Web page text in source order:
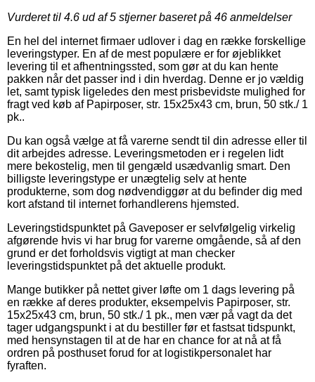
Vurderet til 4.6 ud af 5 stjerner baseret på 46 anmeldelser
En hel del internet firmaer udlover i dag en række forskellige
leveringstyper. En af de mest populære er for øjeblikket
levering til et afhentningssted, som gør at du kan hente
pakken når det passer ind i din hverdag. Denne er jo vældig
let, samt typisk ligeledes den mest prisbevidste mulighed for
fragt ved køb af Papirposer, str. 15x25x43 cm, brun, 50 stk./ 1
pk..
Du kan også vælge at få varerne sendt til din adresse eller til
dit arbejdes adresse. Leveringsmetoden er i regelen lidt
mere bekostelig, men til gengæld usædvanlig smart. Den
billigste leveringstype er unægtelig selv at hente
produkterne, som dog nødvendiggør at du befinder dig med
kort afstand til internet forhandlerens hjemsted.
Leveringstidspunktet på Gaveposer er selvfølgelig virkelig
afgørende hvis vi har brug for varerne omgående, så af den
grund er det forholdsvis vigtigt at man checker
leveringstidspunktet på det aktuelle produkt.
Mange butikker på nettet giver løfte om 1 dags levering på
en række af deres produkter, eksempelvis Papirposer, str.
15x25x43 cm, brun, 50 stk./ 1 pk., men vær på vagt da det
tager udgangspunkt i at du bestiller før et fastsat tidspunkt,
med hensynstagen til at de har en chance for at nå at få
ordren på posthuset forud for at logistikpersonalet har
fyraften.